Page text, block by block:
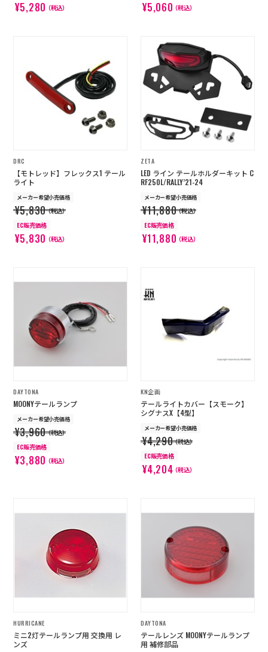
¥5,280（税込） ¥5,060（税込）
DRC
【モトレッド】フレックス1 テール
ライト
メーカー希望小売価格
¥5,830（税込）
EC販売価格
¥5,830（税込）
ZETA
LED ライン テールホルダーキット C
RF250L/RALLY’21-24
メーカー希望小売価格
¥11,880（税込）
EC販売価格
¥11,880（税込）
DAYTONA
MOONYテールランプ
メーカー希望小売価格
¥3,960（税込）
EC販売価格
¥3,880（税込）
KN企画
テールライトカバー【スモーク】
シグナスX【4型】
メーカー希望小売価格
¥4,290（税込）
EC販売価格
¥4,204（税込）
HURRICANE
ミニ2灯テールランプ用 交換用 レ
ンズ
DAYTONA
テールレンズ MOONYテールランプ
用 補修部品